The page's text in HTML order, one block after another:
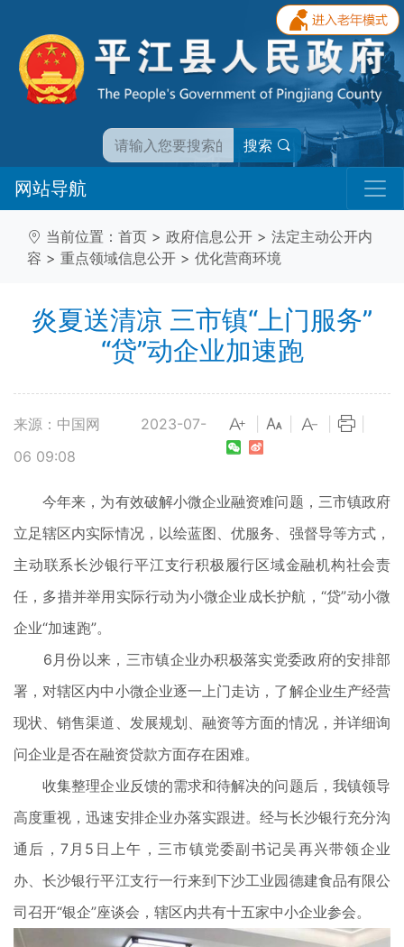
搜索
网站导航
当前位置： 首页 > 政府信息公开 > 法定主动公开内
容 > 重点领域信息公开 > 优化营商环境
炎夏送清凉 三市镇“上门服务”
“贷”动企业加速跑
来源：中国网
2023-07-
06 09:08
今年来，为有效破解小微企业融资难问题，三市镇政府
立足辖区内实际情况，以绘蓝图、优服务、强督导等方式，
主动联系长沙银行平江支行积极履行区域金融机构社会责
任，多措并举用实际行动为小微企业成长护航，“贷”动小微
企业“加速跑”。
6月份以来，三市镇企业办积极落实党委政府的安排部
署，对辖区内中小微企业逐一上门走访，了解企业生产经营
现状、销售渠道、发展规划、融资等方面的情况，并详细询
问企业是否在融资贷款方面存在困难。
收集整理企业反馈的需求和待解决的问题后，我镇领导
高度重视，迅速安排企业办落实跟进。经与长沙银行充分沟
通后，7月5日上午，三市镇党委副书记吴再兴带领企业
办、长沙银行平江支行一行来到下沙工业园德建食品有限公
司召开“银企”座谈会，辖区内共有十五家中小企业参会。